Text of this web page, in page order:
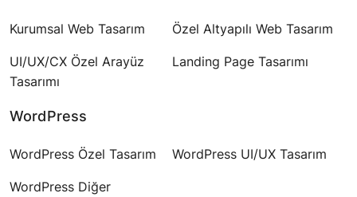
Kurumsal Web Tasarım Özel Altyapılı Web Tasarım
UI/UX/CX Özel Arayüz
Tasarımı
Landing Page Tasarımı
WordPress
WordPress Özel Tasarım WordPress UI/UX Tasarım
WordPress Diğer